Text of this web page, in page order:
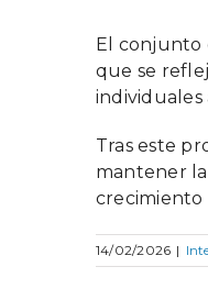
El conjunto
que se
individuales
Tras este
mantener
crecimiento
14/02/2026 |